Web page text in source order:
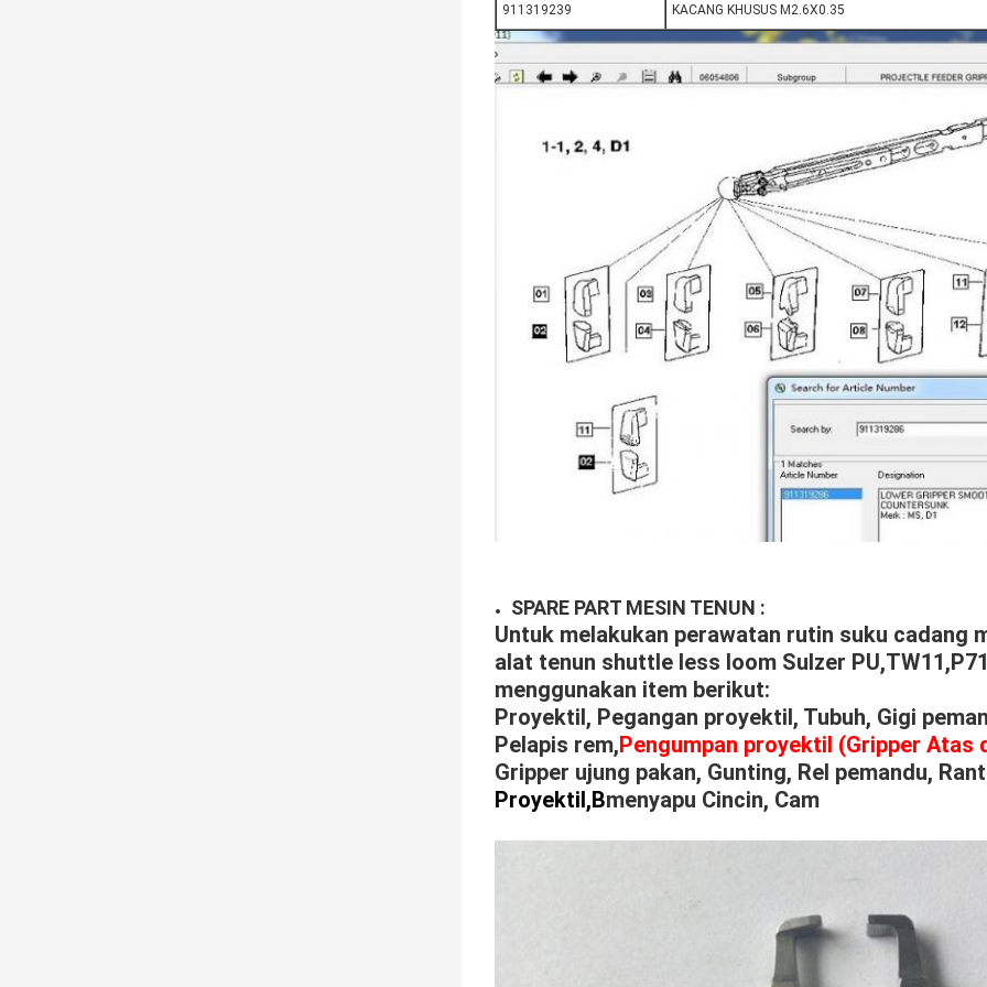
911319239 KACANG KHUSUS M2.6X0.35
SPARE PART MESIN TENUN :
Untuk melakukan perawatan rutin suku cadang
alat tenun shuttle less loom Sulzer
menggunakan item berikut:
Proyektil, Pegangan proyektil, Tubuh, Gigi
Pelapis rem,Pengumpan proyektil (Gripper Atas
Gripper ujung pakan, Gunting, Rel pemandu,
Proyektil,Bmenyapu Cincin, Cam